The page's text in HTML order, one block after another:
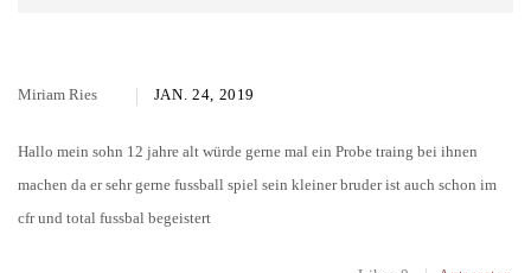
Miriam Ries JAN. 24, 2019
Hallo mein sohn 12 jahre alt würde gerne mal ein Probe traing bei ihnen
machen da er sehr gerne fussball spiel sein kleiner bruder ist auch schon im
cfr und total fussbal begeistert